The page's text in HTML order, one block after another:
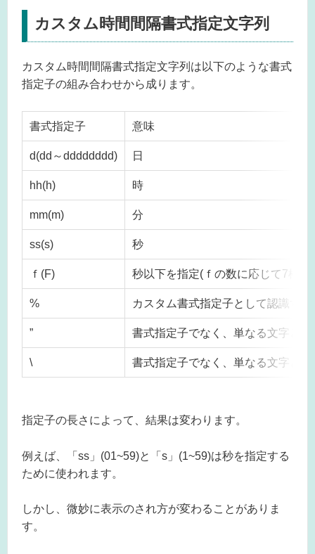
カスタム時間間隔書式指定文字列
カスタム時間間隔書式指定文字列は以下のような書式
指定子の組み合わせから成ります。
書式指定子 意味
d(dd～dddddddd) 日
hh(h) 時
mm(m) 分
ss(s) 秒
ｆ(F) 秒以下を指定(ｆの数に応じて7桁ま
% カスタム書式指定子として認識する
” 書式指定子でなく、単なる文字とし
\ 書式指定子でなく、単なる文字とし
指定子の長さによって、結果は変わります。
例えば、「ss」(01~59)と「s」(1~59)は秒を指定する
ために使われます。
しかし、微妙に表示のされ方が変わることがありま
す。